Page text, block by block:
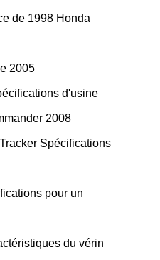
de 1998 Honda
2005
d'usine
2008
Spécifications
pour un
du vérin